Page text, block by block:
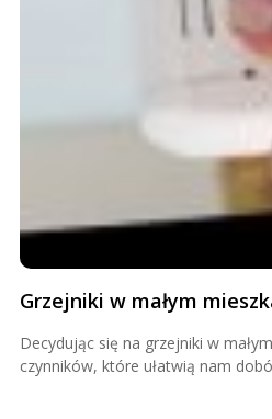
Grzejniki w małym
Decydując się na grzejniki w
czynników, które ułatwią nam